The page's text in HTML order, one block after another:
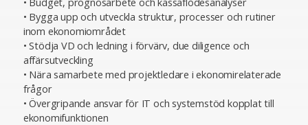
• Bygga upp och utveckla struktur, processer och rutiner
inom ekonomiområdet
• Stödja VD och ledning i förvärv, due diligence och
affärsutveckling
• Nära samarbete med projektledare i ekonomirelaterade
frågor
• Övergripande ansvar för IT och systemstöd kopplat till
ekonomifunktionen